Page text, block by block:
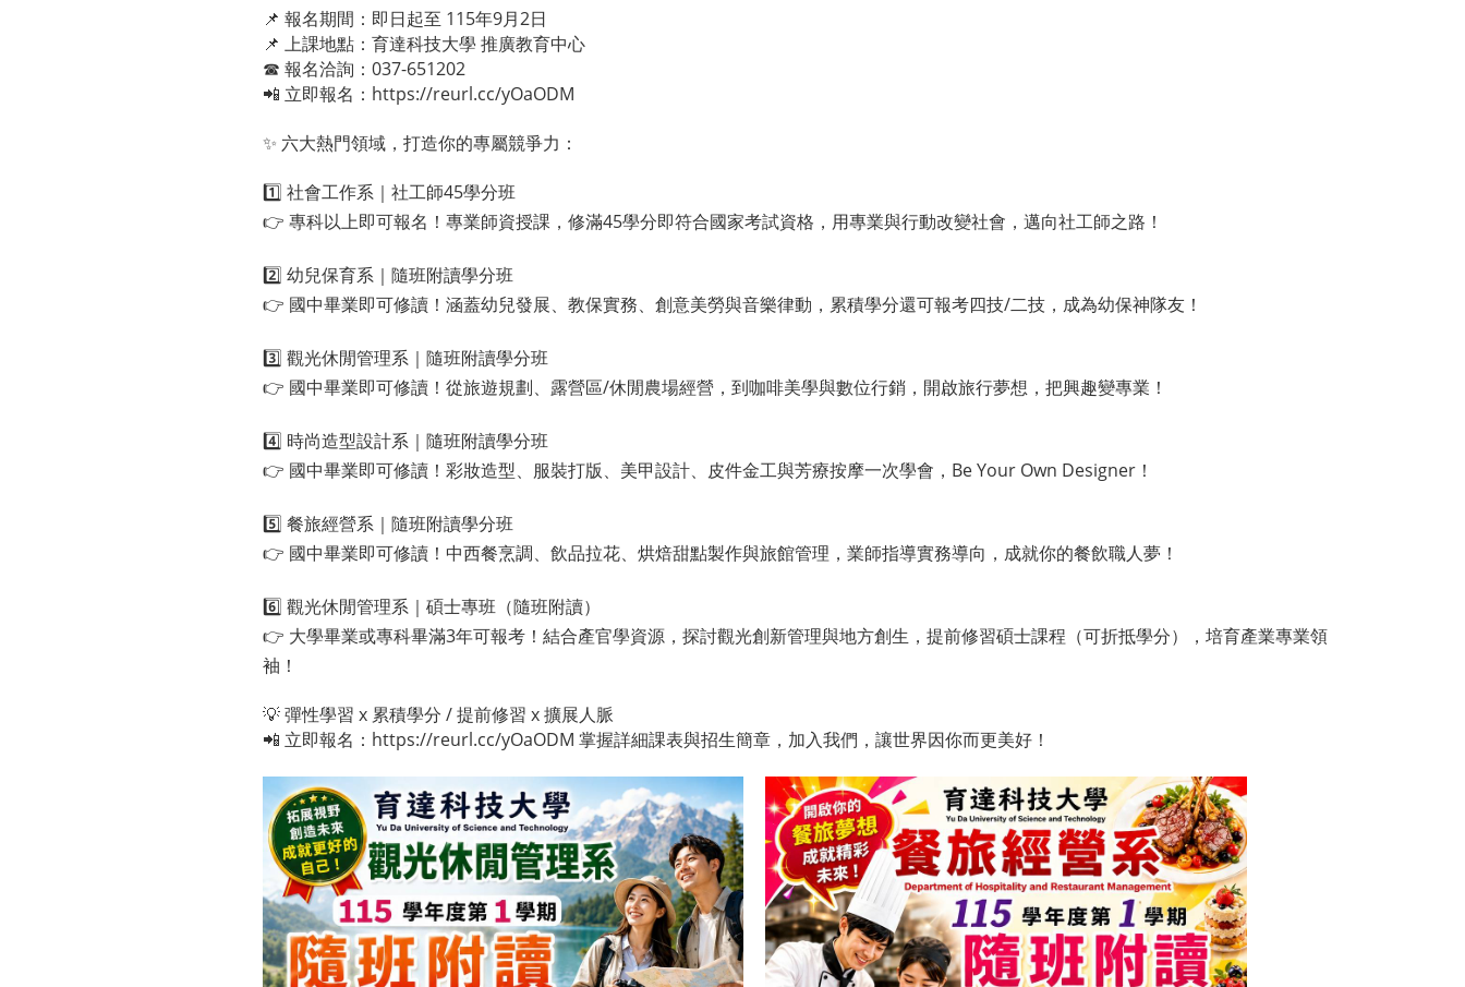
📌 報名期間：即日起至 115年9月2日
📌 上課地點：育達科技大學 推廣教育中心
☎ 報名洽詢：037-651202
📲 立即報名： https://reurl.cc/yOaODM
✨ 六大熱門領域，打造你的專屬競爭力：
1️⃣ 社會工作系｜社工師45學分班
👉 專科以上即可報名！專業師資授課，修滿45學分即符合國家考試資格，用專業與行動改變社會，邁向社工師之路！
2️⃣ 幼兒保育系｜隨班附讀學分班
👉 國中畢業即可修讀！涵蓋幼兒發展、教保實務、創意美勞與音樂律動，累積學分還可報考四技/二技，成為幼保神隊友！
3️⃣ 觀光休閒管理系｜隨班附讀學分班
👉 國中畢業即可修讀！從旅遊規劃、露營區/休閒農場經營，到咖啡美學與數位行銷，開啟旅行夢想，把興趣變專業！
4️⃣ 時尚造型設計系｜隨班附讀學分班
👉 國中畢業即可修讀！彩妝造型、服裝打版、美甲設計、皮件金工與芳療按摩一次學會，Be Your Own Designer！
5️⃣ 餐旅經營系｜隨班附讀學分班
👉 國中畢業即可修讀！中西餐烹調、飲品拉花、烘焙甜點製作與旅館管理，業師指導實務導向，成就你的餐飲職人夢！
6️⃣ 觀光休閒管理系｜碩士專班（隨班附讀）
👉 大學畢業或專科畢滿3年可報考！結合產官學資源，探討觀光創新管理與地方創生，提前修習碩士課程（可折抵學分），培育產業專業領
袖！
💡 彈性學習 x 累積學分 / 提前修習 x 擴展人脈
📲 立即報名： https://reurl.cc/yOaODM 掌握詳細課表與招生簡章，加入我們，讓世界因你而更美好！